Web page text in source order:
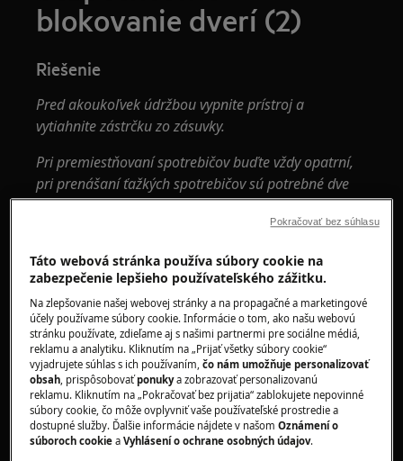
blokovanie dverí (2)
Riešenie
Pred akoukoľvek údržbou vypnite prístroj a
vytiahnite zástrčku zo zásuvky.
Pri premiestňovaní spotrebičov buďte vždy opatrní,
pri prenášaní ťažkých spotrebičov sú potrebné dve
osoby.
Vezmite prosím na vedomie, že neopraviteľné alebo
neodborné opravy môžu mať bezpečnostné
následky, ak nebudú vykonané správne
BEZPEČNOSTNÉ ZARIADENIA DVERÍ (S
INKORPOROVANOU PRÍRUBOU)
Odstráňte plastový krúžok upevňujúci
vlnovcové tesnenie ku skrini.
Táto webová stránka používa súbory cookie na
zabezpečenie lepšieho používateľského zážitku.
Na zlepšovanie našej webovej stránky a na propagačné a marketingové
účely používame súbory cookie. Informácie o tom, ako našu webovú
stránku používate, zdieľame aj s našimi partnermi pre sociálne médiá,
reklamu a analytiku. Kliknutím na „Prijať všetky súbory cookie“
vyjadrujete súhlas s ich používaním,čo nám umožňuje personalizovať
obsah, prispôsobovaťponukya zobrazovať personalizovanú
reklamu. Kliknutím na „Pokračovať bez prijatia“ zablokujete nepovinné
súbory cookie, čo môže ovplyvniť vaše používateľské prostredie a
dostupné služby. Ďalšie informácie nájdete v našomOznámení o
súboroch cookie aVyhlásení o ochrane osobných údajov.
Pokračovať bez súhlasu